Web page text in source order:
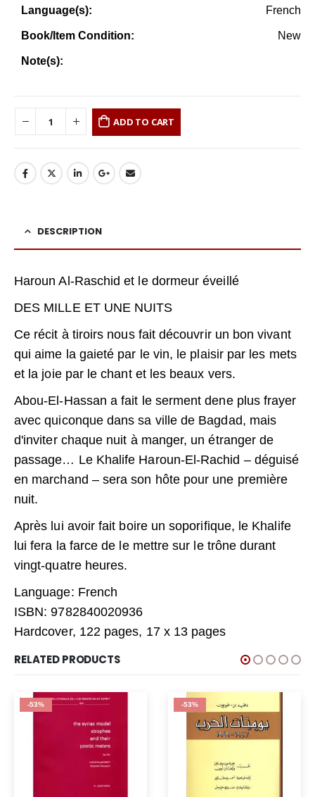
Language(s): French
Book/Item Condition: New
Note(s):
ADD TO CART
DESCRIPTION
Haroun Al-Raschid et le dormeur éveillé
DES MILLE ET UNE NUITS
Ce récit à tiroirs nous fait découvrir un bon vivant
qui aime la gaieté par le vin, le plaisir par les mets
et la joie par le chant et les beaux vers.
Abou-El-Hassan a fait le serment dene plus frayer
avec quiconque dans sa ville de Bagdad, mais
d'inviter chaque nuit à manger, un étranger de
passage… Le Khalife Haroun-El-Rachid – déguisé
en marchand – sera son hôte pour une première
nuit.
Après lui avoir fait boire un soporifique, le Khalife
lui fera la farce de le mettre sur le trône durant
vingt-quatre heures.
Language: French
ISBN: 9782840020936
Hardcover, 122 pages, 17 x 13 pages
RELATED PRODUCTS
-53% -53%